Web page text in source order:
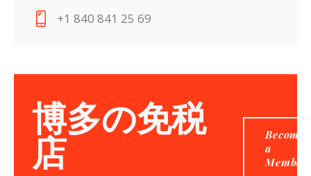
+1 840 841 25 69
博多の免税
店
Become
a
Member